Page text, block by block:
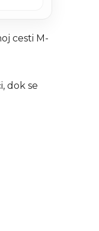
cesti M-
dok se